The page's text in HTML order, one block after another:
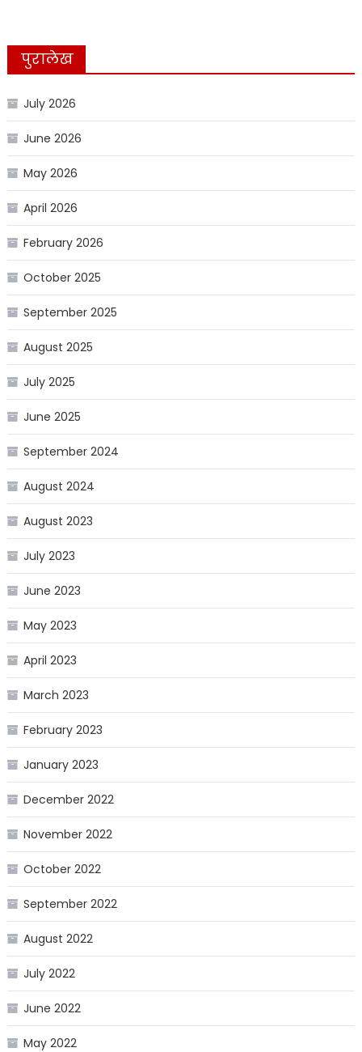
पुरालेख
July 2026
June 2026
May 2026
April 2026
February 2026
October 2025
September 2025
August 2025
July 2025
June 2025
September 2024
August 2024
August 2023
July 2023
June 2023
May 2023
April 2023
March 2023
February 2023
January 2023
December 2022
November 2022
October 2022
September 2022
August 2022
July 2022
June 2022
May 2022